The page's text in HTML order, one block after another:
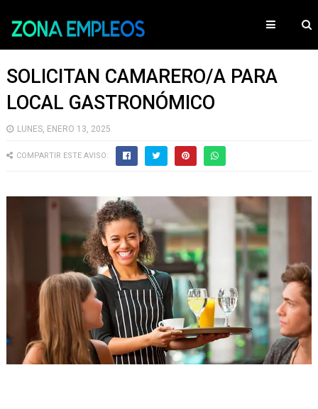
SOLICITAN CAMARERO/A PARA
LOCAL GASTRONÓMICO
LUNES, ENERO 13, 2025
COMPARTIR ESTE AVISO: